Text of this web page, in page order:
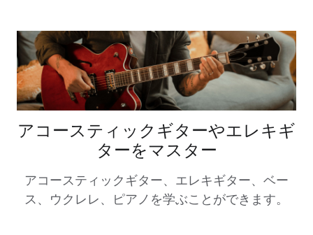
アコースティックギターやエレキギ
ターをマスター
アコースティックギター、エレキギター、ベー
ス、ウクレレ、ピアノを学ぶことができます。